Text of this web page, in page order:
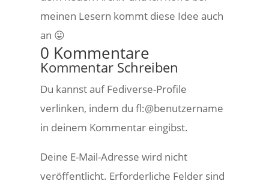
meinen Lesern kommt diese Idee auch
an 😛
0 Kommentare
Kommentar Schreiben
Du kannst auf Fediverse-Profile
verlinken, indem du fl:@benutzername
in deinem Kommentar eingibst.
Deine E-Mail-Adresse wird nicht
veröffentlicht. Erforderliche Felder sind